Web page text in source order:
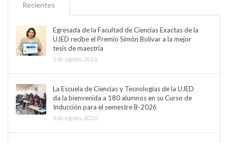
Recientes
Egresada de la Facultad de Ciencias Exactas de la
UJED recibe el Premio Simón Bolívar a la mejor
tesis de maestría
5 de agosto, 2026
La Escuela de Ciencias y Tecnologías de la UJED
da la bienvenida a 180 alumnos en su Curso de
Inducción para el semestre B-2026
5 de agosto, 2026